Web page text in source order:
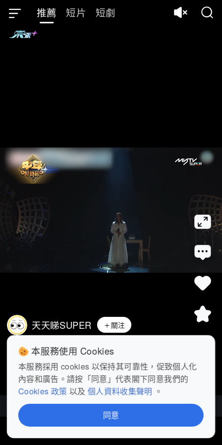
推薦 短片 短劇
天天睇SUPER 關注
中年好聲音4｜許美琪《零時十分》唱到陳
松伶想喊 講故事能力獲全場認同...
查看更多
中年好聲音4| 128部影片
本服務使用 Cookies
本服務採用 cookies 以保持其可靠性，促致個人化
內容和廣告。請按「同意」代表閣下同意我們的
Cookies 政策 以及 個人資料收集聲明 。
同意